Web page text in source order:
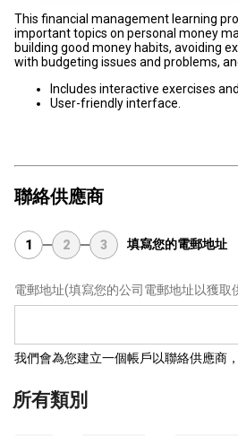
This financial management learning
important topics on personal money
building good money habits, avoiding
with budgeting issues and problems,
Includes interactive exercises
User-friendly interface.
聯絡供應商
1 2 3 填寫您的電郵地址
電郵地址(填寫您的公司電郵地址以獲取
我們會為您建立一個帳戶以聯絡供應商
所有類別